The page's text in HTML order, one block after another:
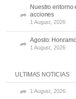
Nuestro entorno
acciones
1 August, 2026
Agosto:
1 August, 2026
ULTIMAS NOTICIAS
1 August, 2026